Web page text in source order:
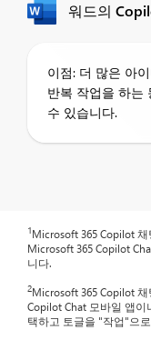
워드의
이점: 더 많은 아
반복 작업을 하는
수 있습니다.
1Microsoft 365 Copilot
Microsoft 365 Copilot
니다.
2Microsoft 365 Copilot
Copilot Chat 모바일 앱이
택하고 토글을 "작업"으